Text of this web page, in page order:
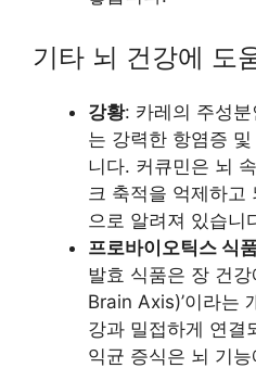
기타 뇌 건강에 도
강황: 카레의 주성
는 강력한 항염증
니다. 커큐민은 뇌
크 축적을 억제하고
으로 알려져 있습니
프로바이오틱스 식
발효 식품은 장 건
Brain Axis)’이라는
강과 밀접하게 연결
익균 증식은 뇌 기